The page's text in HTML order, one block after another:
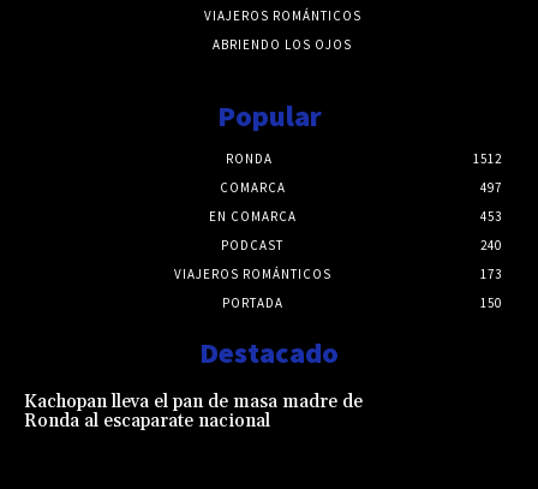
VIAJEROS ROMÁNTICOS
ABRIENDO LOS OJOS
Popular
RONDA
1512
COMARCA
497
EN COMARCA
453
PODCAST
240
VIAJEROS ROMÁNTICOS
173
PORTADA
150
Destacado
Kachopan lleva el pan de masa madre de
Ronda al escaparate nacional